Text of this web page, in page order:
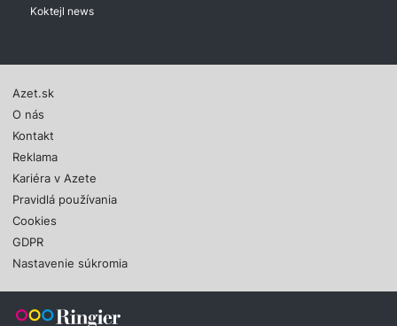
Koktejl news
Azet.sk
O nás
Kontakt
Reklama
Kariéra v Azete
Pravidlá používania
Cookies
GDPR
Nastavenie súkromia